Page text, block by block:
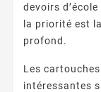
devoirs
la priorité est
profond.
Les
intéressantes